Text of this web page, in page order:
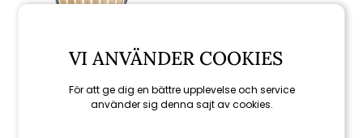
VI ANVÄNDER COOKIES
För att ge dig en bättre upplevelse och service
använder sig denna sajt av cookies.